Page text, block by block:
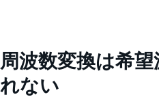
周波数変換は希
れない